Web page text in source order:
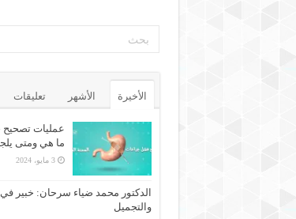
الأخيرة الأشهر تعليقات
عمليات
ما هي ومتى
3 مايو، 2024
الدكتور محمد ضياء سرحان: خبير
والتجميل